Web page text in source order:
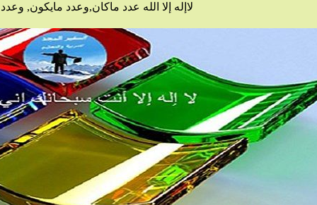
لاإله إلا الله عدد ماكان,وعدد مايكون,